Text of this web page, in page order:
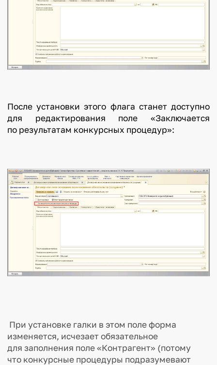
После установки этого флага станет доступно
для редактирования поле «Заключается
по результатам конкурсных процедур»:
При установке галки в этом поле форма
изменяется, исчезает обязательное
для заполнения поле «Контрагент» (потому
что конкурсные процедуры подразумевают